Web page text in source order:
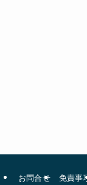
お問合せ 免責事